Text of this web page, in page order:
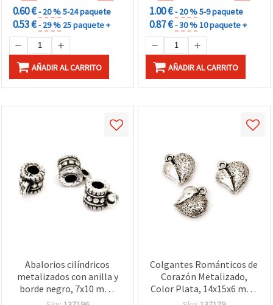
0.60 €- 20 %5-24 paquete
0.53 €- 29 % 25 paquete +
AÑADIR AL CARRITO
1.00 €- 20 %5-9 paquete
0.87 €- 30 %10 paquete +
AÑADIR AL CARRITO
Abalorios cilíndricos
metalizados con anilla y
borde negro, 7x10 mm,
agujero de 3 mm, color
Colgantes Románticos de
Corazón Metalizado,
Color Plata, 14x15x6 mm,
Orificio de 1 mm – 20 g